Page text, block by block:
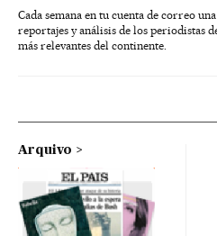
Cada semana en tu cuenta de correo
reportajes y análisis de los periodistas
más relevantes del continente.
Arquivo